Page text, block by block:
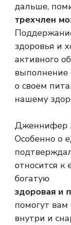
дальше,
трехчлен
здоровья и
активного
выполнение
о своем
нашему
Дженнифер
Особенно о
относится к
богатую
здоровая и
помогут вам
внутри и